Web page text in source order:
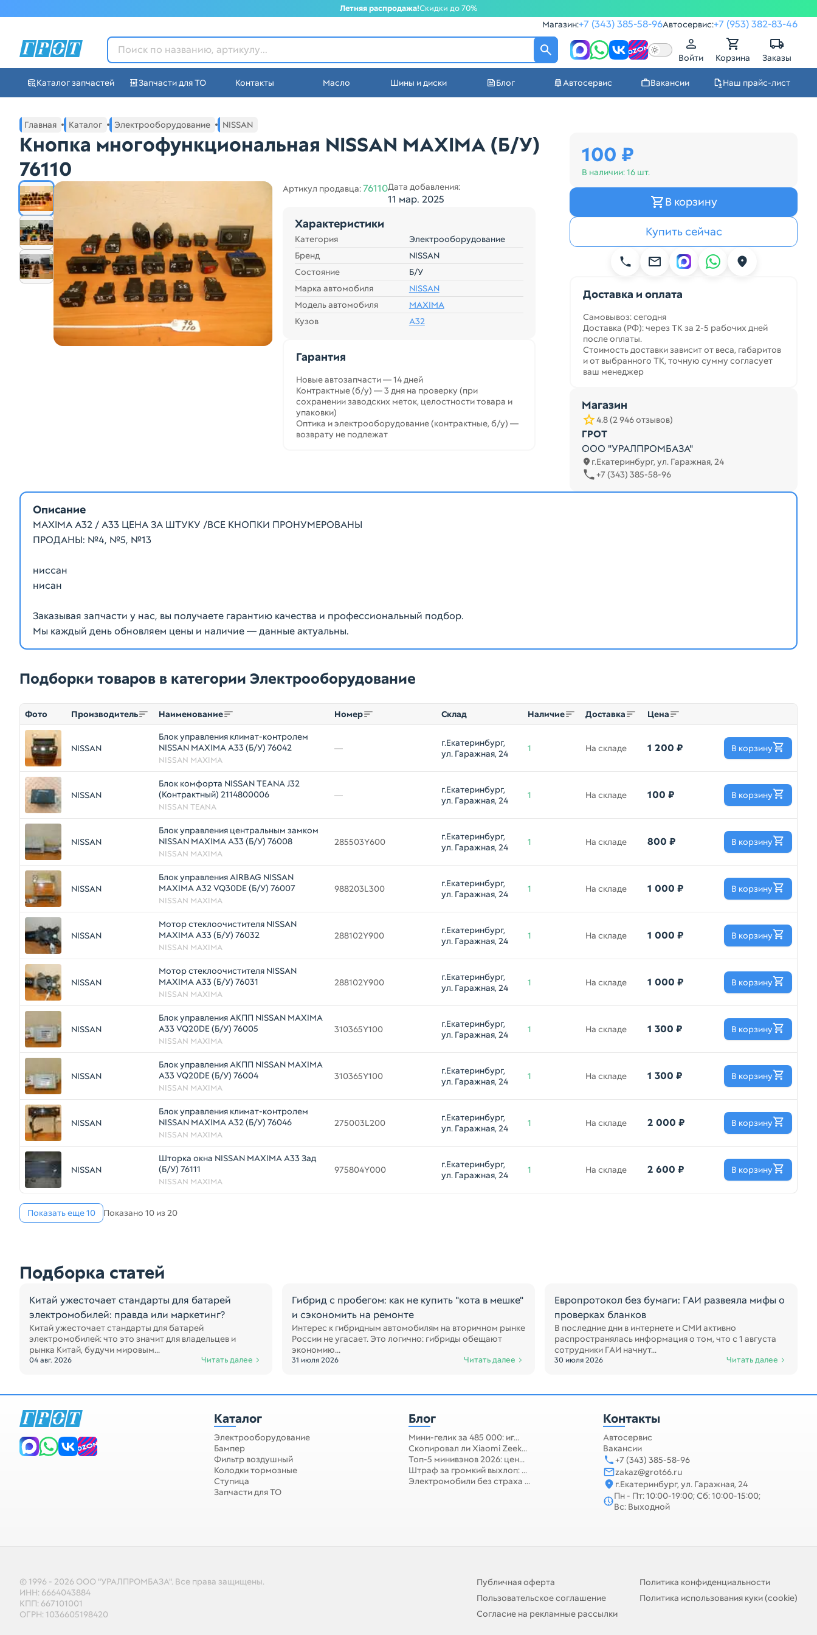
Летняя распродажа!Скидки до 70%
Магазин:+7 (343) 385-58-96Автосервис:+7 (953) 382-83-46
ГРОТ - Автозапчасти в Екатеринбурге
Войти Корзина Заказы
Каталог запчастей Запчасти для ТО Контакты Масло Шины и диски Блог Автосервис Вакансии Наш прайс-лист
Основное меню навигации интернет-магазина автозапчастей в Екатеринбурге
Главная Каталог Электрооборудование NISSAN
Кнопка многофункциональная NISSAN MAXIMA (Б/У)
76110
Артикул продавца:76110Дата добавления:
11 мар. 2025
Характеристики
Категория
Электрооборудование
Бренд
NISSAN
Состояние
Б/У
Марка автомобиля
NISSAN
Модель автомобиля
MAXIMA
Кузов
A32
Гарантия
Новые автозапчасти — 14 дней
Контрактные (б/у) — 3 дня на проверку (при
сохранении заводских меток, целостности товара и
упаковки)
Оптика и электрооборудование (контрактные, б/у) —
возврату не подлежат
100 ₽
В наличии:16 шт.
В корзину
Купить сейчас
Доставка и оплата
Самовывоз: сегодня
Доставка (РФ): через ТК за 2-5 рабочих дней
после оплаты.
Стоимость доставки зависит от веса, габаритов
и от выбранного ТК, точную сумму согласует
ваш менеджер
Магазин
4.8 (2 946 отзывов)
ГРОТ
ООО "УРАЛПРОМБАЗА"
г.Екатеринбург, ул. Гаражная, 24
+7 (343) 385-58-96
Описание
MAXIMA A32 / A33 ЦЕНА ЗА ШТУКУ /ВСЕ КНОПКИ ПРОНУМЕРОВАНЫ
ПРОДАНЫ: №4, №5, №13
ниссан
нисан
Заказывая запчасти у нас, вы получаете гарантию качества и профессиональный подбор.
Мы каждый день обновляем цены и наличие — данные актуальны.
Подборки товаров в категории Электрооборудование
Фото Производитель Наименование Номер Склад Наличие Доставка Цена
NISSAN
Блок управления климат-контролем
NISSAN MAXIMA A33 (Б/У) 76042
NISSAN MAXIMA
—
г.Екатеринбург,
ул. Гаражная, 24
1 На складе 1 200 ₽ В корзину
NISSAN
Блок комфорта NISSAN TEANA J32
(Контрактный) 2114800006
NISSAN TEANA
—
г.Екатеринбург,
ул. Гаражная, 24
1 На складе 100 ₽ В корзину
NISSAN
Блок управления центральным замком
NISSAN MAXIMA A33 (Б/У) 76008
NISSAN MAXIMA
285503Y600
г.Екатеринбург,
ул. Гаражная, 24
1 На складе 800 ₽ В корзину
NISSAN
Блок управления AIRBAG NISSAN
MAXIMA A32 VQ30DE (Б/У) 76007
NISSAN MAXIMA
988203L300
г.Екатеринбург,
ул. Гаражная, 24
1 На складе 1 000 ₽ В корзину
NISSAN
Мотор стеклоочистителя NISSAN
MAXIMA A33 (Б/У) 76032
NISSAN MAXIMA
288102Y900
г.Екатеринбург,
ул. Гаражная, 24
1 На складе 1 000 ₽ В корзину
NISSAN
Мотор стеклоочистителя NISSAN
MAXIMA A33 (Б/У) 76031
NISSAN MAXIMA
288102Y900
г.Екатеринбург,
ул. Гаражная, 24
1 На складе 1 000 ₽ В корзину
NISSAN
Блок управления АКПП NISSAN MAXIMA
A33 VQ20DE (Б/У) 76005
NISSAN MAXIMA
310365Y100
г.Екатеринбург,
ул. Гаражная, 24
1 На складе 1 300 ₽ В корзину
NISSAN
Блок управления АКПП NISSAN MAXIMA
A33 VQ20DE (Б/У) 76004
NISSAN MAXIMA
310365Y100
г.Екатеринбург,
ул. Гаражная, 24
1 На складе 1 300 ₽ В корзину
NISSAN
Блок управления климат-контролем
NISSAN MAXIMA A32 (Б/У) 76046
NISSAN MAXIMA
275003L200
г.Екатеринбург,
ул. Гаражная, 24
1 На складе 2 000 ₽ В корзину
NISSAN
Шторка окна NISSAN MAXIMA A33 Зад
(Б/У) 76111
NISSAN MAXIMA
975804Y000
г.Екатеринбург,
ул. Гаражная, 24
1 На складе 2 600 ₽ В корзину
Показать еще 10 Показано 10 из 20
Подборка статей
Китай ужесточает стандарты для батарей
электромобилей: правда или маркетинг?
Китай ужесточает стандарты для батарей
электромобилей: что это значит для владельцев и
рынка Китай, будучи мировым...
04 авг. 2026 Читать далее
Гибрид с пробегом: как не купить "кота в мешке"
и сэкономить на ремонте
Интерес к гибридным автомобилям на вторичном рынке
России не угасает. Это логично: гибриды обещают
экономию...
31 июля 2026 Читать далее
Европротокол без бумаги: ГАИ развеяла мифы о
проверках бланков
В последние дни в интернете и СМИ активно
распространялась информация о том, что с 1 августа
сотрудники ГАИ начнут...
30 июля 2026 Читать далее
Каталог
Электрооборудование
Бампер
Фильтр воздушный
Колодки тормозные
Ступица
Запчасти для ТО
Блог
Мини-гелик за 485 000: иг...
Скопировал ли Xiaomi Zeek...
Топ-5 минивэнов 2026: цен...
Штраф за громкий выхлоп: ...
Электромобили без страха ...
Контакты
Автосервис
Вакансии
+7 (343) 385-58-96
zakaz@grot66.ru
г.Екатеринбург, ул. Гаражная, 24
Пн - Пт: 10:00-19:00; Сб: 10:00-15:00;
Вс: Выходной
© 1996 - 2026 ООО "УРАЛПРОМБАЗА". Все права защищены.
ИНН: 6664043884
КПП: 667101001
ОГРН: 1036605198420
Публичная оферта
Политика конфиденциальности
Пользовательское соглашение
Политика использования куки (cookie)
Согласие на рекламные рассылки